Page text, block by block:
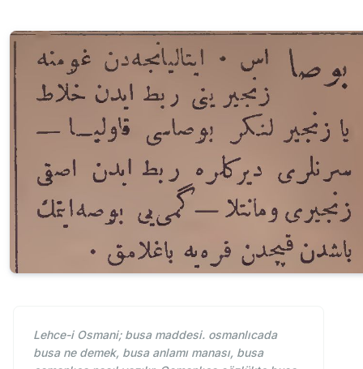
Lehce-i Osmani; busa maddesi. osmanlıcada
busa ne demek, busa anlamı manası, busa